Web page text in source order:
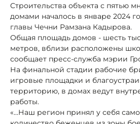
Строительства объекта с пятью
домами началось в январе 2024
главы Чечни Рамзана Кадырова.
Общая площадь домов - шесть
метров, вблизи расположены
сообщает пресс-служба мэрии
На финальной стадии рабочие
игровые площадки и
территорию, в домах ведут
работы.
«…Наш регион принял у себя